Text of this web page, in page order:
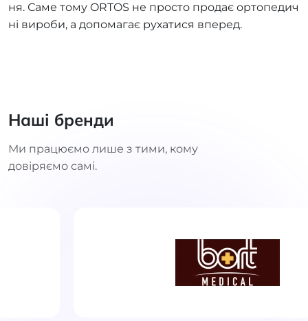
ня. Саме тому ORTOS не просто продає ортопедич
ні вироби, а допомагає рухатися вперед.
Наші бренди
Ми працюємо лише з тими, кому
довіряємо самі.